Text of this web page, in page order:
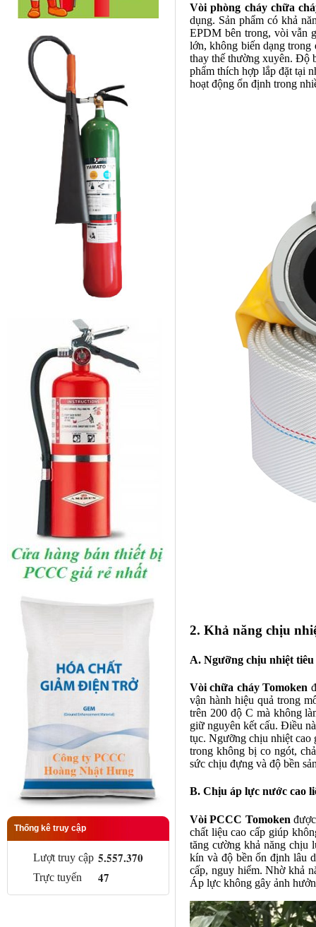
Thống kê truy cập
Lượt truy cập 5.557.370
Trực tuyến 47
Vòi phòng cháy chữa
dụng. Sản phẩm có khả
EPDM bên trong, vòi vẫn
lớn, không biến dạng trong
thay thế thường xuyên. Độ
phẩm thích hợp lắp đặt tại
hoạt động ổn định trong
2. Khả năng chịu
A. Ngưỡng chịu nhiệt tiêu
Vòi chữa cháy Tomoken
vận hành hiệu quả trong
trên 200 độ C mà không
giữ nguyên kết cấu. Điều
tục. Ngưỡng chịu nhiệt cao
trong không bị co ngót,
sức chịu đựng và độ bền
B. Chịu áp lực nước cao
Vòi PCCC Tomoken
chất liệu cao cấp giúp
tăng cường khả năng chịu
kín và độ bền ổn định lâu
cấp, nguy hiểm. Nhờ khả
Áp lực không gây ảnh